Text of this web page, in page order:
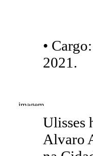
•
2021.
Ulisses
Alvaro